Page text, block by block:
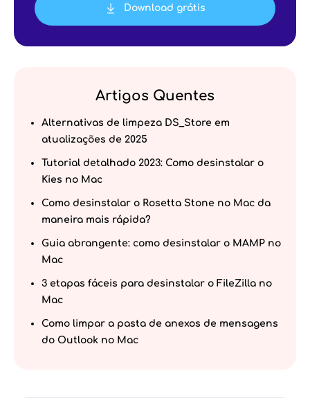
Download grátis
Artigos Quentes
Alternativas de limpeza DS_Store em
atualizações de 2025
Tutorial detalhado 2023: Como desinstalar o
Kies no Mac
Como desinstalar o Rosetta Stone no Mac da
maneira mais rápida?
Guia abrangente: como desinstalar o MAMP no
Mac
3 etapas fáceis para desinstalar o FileZilla no
Mac
Como limpar a pasta de anexos de mensagens
do Outlook no Mac